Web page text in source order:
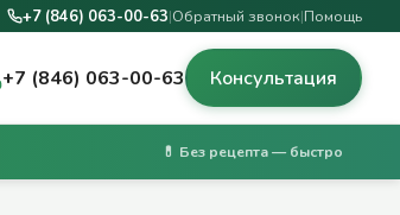
+7 (846) 063-00-63|Обратный звонок|Помощь
+7 (846) 063-00-63 Консультация
💊 Без рецепта — быстро